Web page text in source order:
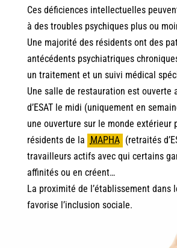
Ces déficiences intellectuelles
à des troubles psychiques plus ou
Une majorité des résidents ont des
antécédents psychiatriques
un traitement et un suivi médical
Une salle de restauration est ouverte
d’ESAT le midi (uniquement en
une ouverture sur le monde extérieur
résidents de la MAPHA (retraités
travailleurs actifs avec qui certains
affinités ou en créent…
La proximité de l’établissement dans
favorise l’inclusion sociale.